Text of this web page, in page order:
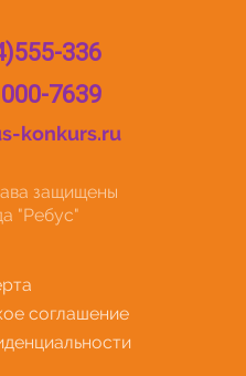
336
7639
konkurs.ru
защищены
"Ребус"
соглашение